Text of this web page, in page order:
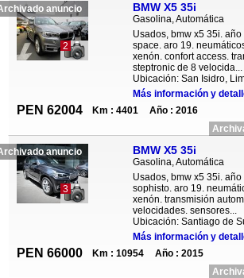
anuncio
2
BMW X5 35i
Gasolina, Automática
Usados, bmw x5 35i.
space. aro 19.
xenón. confort access.
steptronic de 8 velocida...
Ubicación: San Isidro,
Más información y
PEN 62004 Km : 4401
Año : 2016
anuncio
3
BMW X5 35i
Gasolina, Automática
Usados, bmw x5 35i.
sophisto. aro 19.
xenón. transmisión
velocidades. sensores...
Ubicación: Santiago de
Más información y
PEN 66000 Km : 10954
Año : 2015